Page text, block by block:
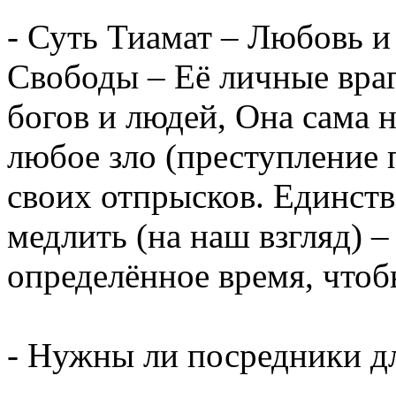
- Суть Тиамат – Любовь
Свободы – Её личные
богов и людей, Она сама
любое зло
своих отпрысков.
медлить (на наш взгляд)
определённое время,
- Нужны ли посредники